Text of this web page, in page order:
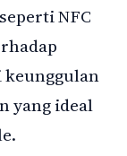
NFC
yang ideal